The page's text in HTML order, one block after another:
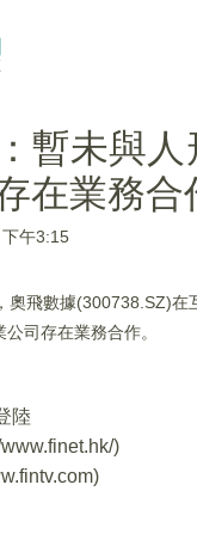
暫未與人
在業務合
午3:15
奧飛數據(300738.SZ)在
司存在業務合作。
陸
)
)